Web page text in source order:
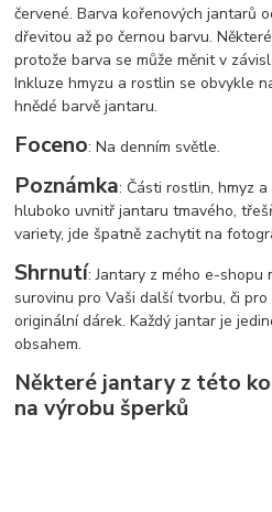
červené. Barva kořenových jantarů
dřevitou až po černou barvu.
protože barva se může měnit v
Inkluze hmyzu a rostlin se obvykle
hnědé barvě jantaru.
Foceno: Na denním světle.
Poznámka: Části rostlin, hmyz
hluboko uvnitř jantaru tmavého,
variety, jde špatně zachytit na
Shrnutí: Jantary z mého e-shopu
surovinu pro Vaši další tvorbu, či
originální dárek. Každý jantar je
obsahem.
Některé jantary z této
na výrobu šperků